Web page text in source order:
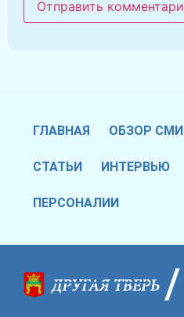
ГЛАВНАЯ ОБЗОР СМИ
СТАТЬИ ИНТЕРВЬЮ
ПЕРСОНАЛИИ